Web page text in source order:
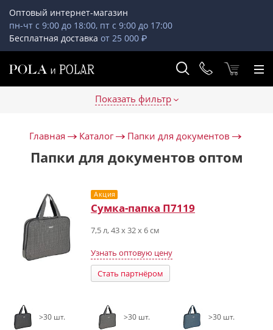
Оптовый интернет-магазин
пн-чт с 9:00 до 18:00, пт с 9:00 до 17:00
Бесплатная доставка от 25 000 ₽
Показать фильтр
Главная Каталог Папки для документов
Папки для документов оптом
Акция
Сумка-папка П7119
7,5 л, 43 х 32 х 6 см
Узнать оптовую цену
Стать партнёром
>30 шт. >30 шт. >30 шт.